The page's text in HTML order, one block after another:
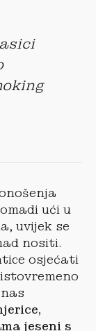
ući u
uvijek se
nositi.
osjećati
jeseni s